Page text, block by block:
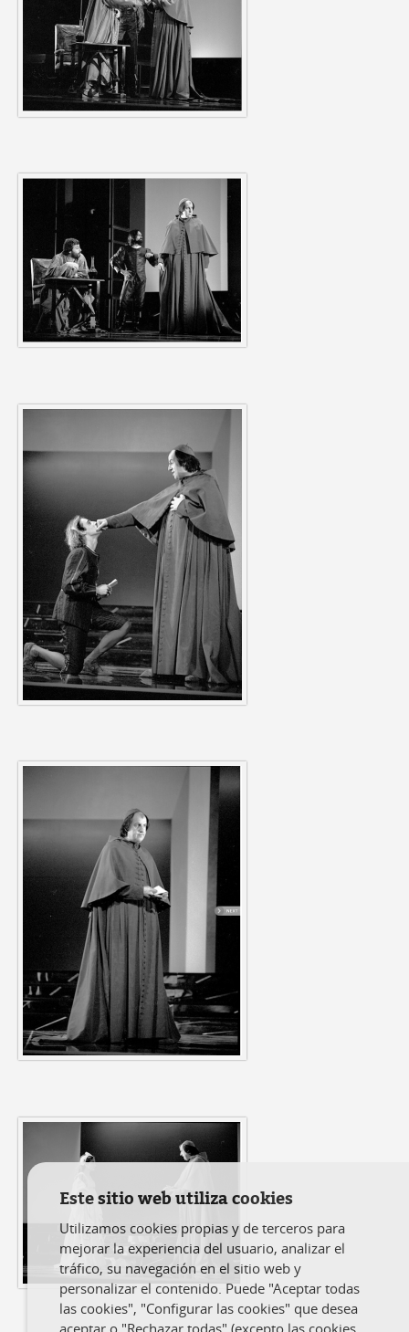
Este sitio web utiliza cookies
Utilizamos cookies propias y de terceros para
mejorar la experiencia del usuario, analizar el
tráfico, su navegación en el sitio web y
personalizar el contenido. Puede "Aceptar todas
las cookies", "Configurar las cookies" que desea
aceptar o "Rechazar todas" (excepto las cookies